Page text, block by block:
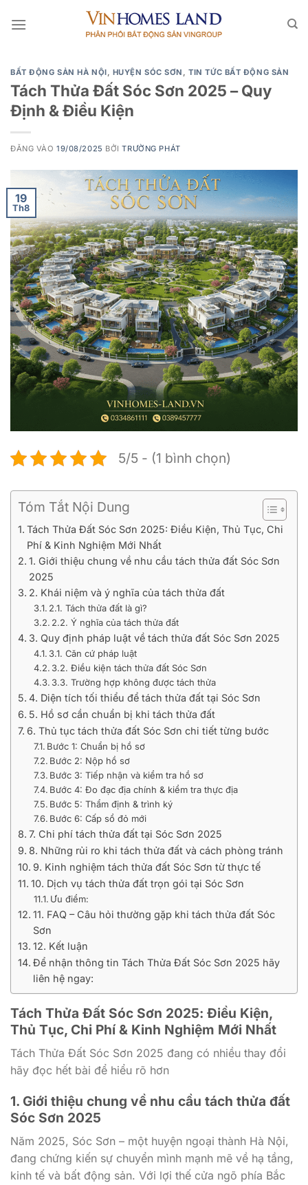
qua
BẤT ĐỘNG SẢN HÀ NỘI, HUYỆN SÓC SƠN ,TIN TỨC BẤT ĐỘNG SẢN
Tách Thửa Đất Sóc Sơn 2025 – Quy
Định & Điều Kiện
ĐĂNG VÀO19/08/2025 BỞITRƯỜNG PHÁT
19
Th8
5/5 - (1 bình chọn)
Tóm Tắt Nội Dung
Tách Thửa Đất Sóc Sơn 2025: Điều Kiện, Thủ Tục, Chi
Phí & Kinh Nghiệm Mới Nhất
1. Giới thiệu chung về nhu cầu tách thửa đất Sóc Sơn
2025
2. Khái niệm và ý nghĩa của tách thửa đất
2.1. Tách thửa đất là gì?
2.2. Ý nghĩa của tách thửa đất
3. Quy định pháp luật về tách thửa đất Sóc Sơn 2025
3.1. Căn cứ pháp luật
3.2. Điều kiện tách thửa đất Sóc Sơn
3.3. Trường hợp không được tách thửa
4. Diện tích tối thiểu để tách thửa đất tại Sóc Sơn
5. Hồ sơ cần chuẩn bị khi tách thửa đất
6. Thủ tục tách thửa đất Sóc Sơn chi tiết từng bước
Bước 1: Chuẩn bị hồ sơ
Bước 2: Nộp hồ sơ
Bước 3: Tiếp nhận và kiểm tra hồ sơ
Bước 4: Đo đạc địa chính & kiểm tra thực địa
Bước 5: Thẩm định & trình ký
Bước 6: Cấp sổ đỏ mới
7. Chi phí tách thửa đất tại Sóc Sơn 2025
8. Những rủi ro khi tách thửa đất và cách phòng tránh
9. Kinh nghiệm tách thửa đất Sóc Sơn từ thực tế
10. Dịch vụ tách thửa đất trọn gói tại Sóc Sơn
Ưu điểm:
11. FAQ – Câu hỏi thường gặp khi tách thửa đất Sóc
Sơn
12. Kết luận
Để nhận thông tin Tách Thửa Đất Sóc Sơn 2025 hãy
liên hệ ngay:
Tách Thửa Đất Sóc Sơn 2025: Điều Kiện,
Thủ Tục, Chi Phí & Kinh Nghiệm Mới Nhất
Tách Thửa Đất Sóc Sơn 2025 đang có nhiều thay đổi
hãy đọc hết bài để hiểu rõ hơn
1. Giới thiệu chung về nhu cầu tách thửa đất
Sóc Sơn 2025
Năm 2025, Sóc Sơn – một huyện ngoại thành Hà Nội,
đang chứng kiến sự chuyển mình mạnh mẽ về hạ tầng,
kinh tế và bất động sản. Với lợi thế cửa ngõ phía Bắc